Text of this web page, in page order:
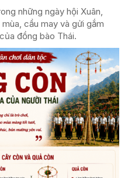
những ngày hội Xuân,
cầu may và gửi gắm
đồng bào Thái.